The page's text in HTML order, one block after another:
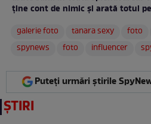
ține cont de nimic și arată totul
galerie foto
tanara sexy foto
spynews
foto influencer
Puteți urmări știrile
ȘTIRI